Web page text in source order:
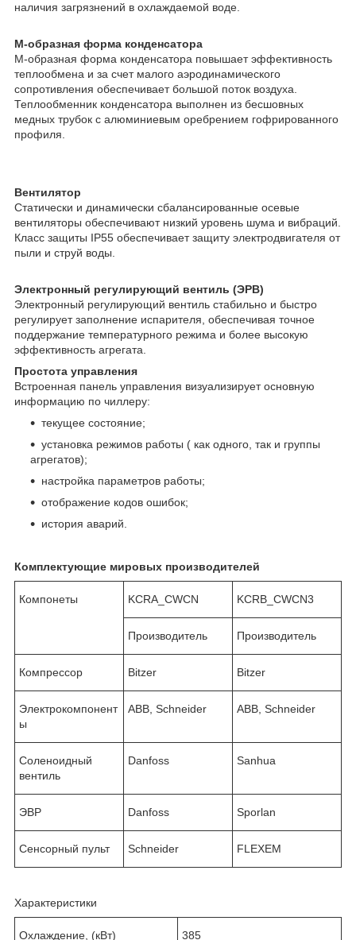
наличия загрязнений в охлаждаемой воде.
М-образная форма конденсатора
М-образная форма конденсатора повышает эффективность
теплообмена и за счет малого аэродинамического
сопротивления обеспечивает большой поток воздуха.
Теплообменник конденсатора выполнен из бесшовных
медных трубок с алюминиевым оребрением гофрированного
профиля.
Вентилятор
Статически и динамически сбалансированные осевые
вентиляторы обеспечивают низкий уровень шума и вибраций.
Класс защиты IP55 обеспечивает защиту электродвигателя от
пыли и струй воды.
Электронный регулирующий вентиль (ЭРВ)
Электронный регулирующий вентиль стабильно и быстро
регулирует заполнение испарителя, обеспечивая точное
поддержание температурного режима и более высокую
эффективность агрегата.
Простота управления
Встроенная панель управления визуализирует основную
информацию по чиллеру:
текущее состояние;
установка режимов работы ( как одного, так и группы
агрегатов);
настройка параметров работы;
отображение кодов ошибок;
история аварий.
Комплектующие мировых производителей
Компонеты KCRA_CWCN KCRB_CWCN3
Производитель Производитель
Компрессор Bitzer Bitzer
Электрокомпонент
ы
ABB, Schneider ABB, Schneider
Соленоидный
вентиль
Danfoss Sanhua
ЭВР Danfoss Sporlan
Сенсорный пульт Schneider FLEXEM
Характеристики
Охлаждение, (кВт) 385